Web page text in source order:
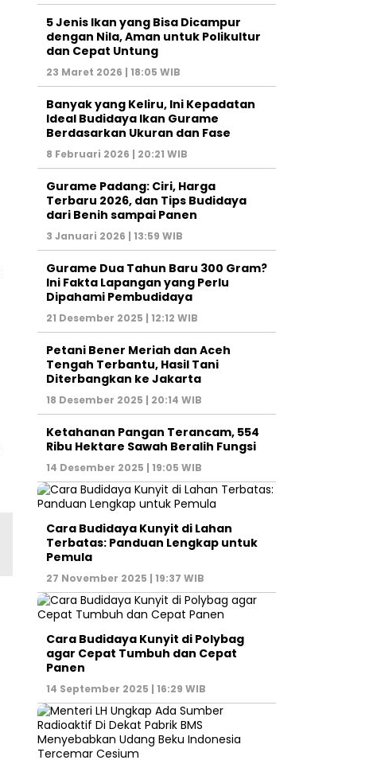
5 Jenis Ikan yang Bisa Dicampur
dengan Nila, Aman untuk Polikultur
dan Cepat Untung
23 Maret 2026 | 18:05 WIB
Banyak yang Keliru, Ini Kepadatan
Ideal Budidaya Ikan Gurame
Berdasarkan Ukuran dan Fase
8 Februari 2026 | 20:21 WIB
Gurame Padang: Ciri, Harga
Terbaru 2026, dan Tips Budidaya
dari Benih sampai Panen
3 Januari 2026 | 13:59 WIB
Gurame Dua Tahun Baru 300 Gram?
Ini Fakta Lapangan yang Perlu
Dipahami Pembudidaya
21 Desember 2025 | 12:12 WIB
Petani Bener Meriah dan Aceh
Tengah Terbantu, Hasil Tani
Diterbangkan ke Jakarta
18 Desember 2025 | 20:14 WIB
Ketahanan Pangan Terancam, 554
Ribu Hektare Sawah Beralih Fungsi
14 Desember 2025 | 19:05 WIB
Cara Budidaya Kunyit di Lahan
Terbatas: Panduan Lengkap untuk
Pemula
27 November 2025 | 19:37 WIB
Cara Budidaya Kunyit di Polybag
agar Cepat Tumbuh dan Cepat
Panen
14 September 2025 | 16:29 WIB